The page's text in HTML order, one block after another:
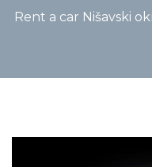
Rent a car Nišavski